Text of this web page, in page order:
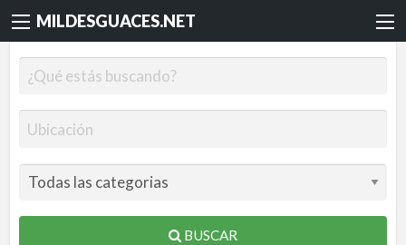
MILDESGUACES.NET
BUSCAR